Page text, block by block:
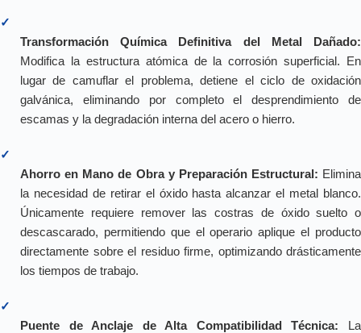
✓
Transformación Química Definitiva del Metal Dañado:
Modifica la estructura atómica de la corrosión superficial. En
lugar de camuflar el problema, detiene el ciclo de oxidación
galvánica, eliminando por completo el desprendimiento de
escamas y la degradación interna del acero o hierro.
✓
Ahorro en Mano de Obra y Preparación Estructural: Elimina
la necesidad de retirar el óxido hasta alcanzar el metal blanco.
Únicamente requiere remover las costras de óxido suelto o
descascarado, permitiendo que el operario aplique el producto
directamente sobre el residuo firme, optimizando drásticamente
los tiempos de trabajo.
✓
Puente de Anclaje de Alta Compatibilidad Técnica: La